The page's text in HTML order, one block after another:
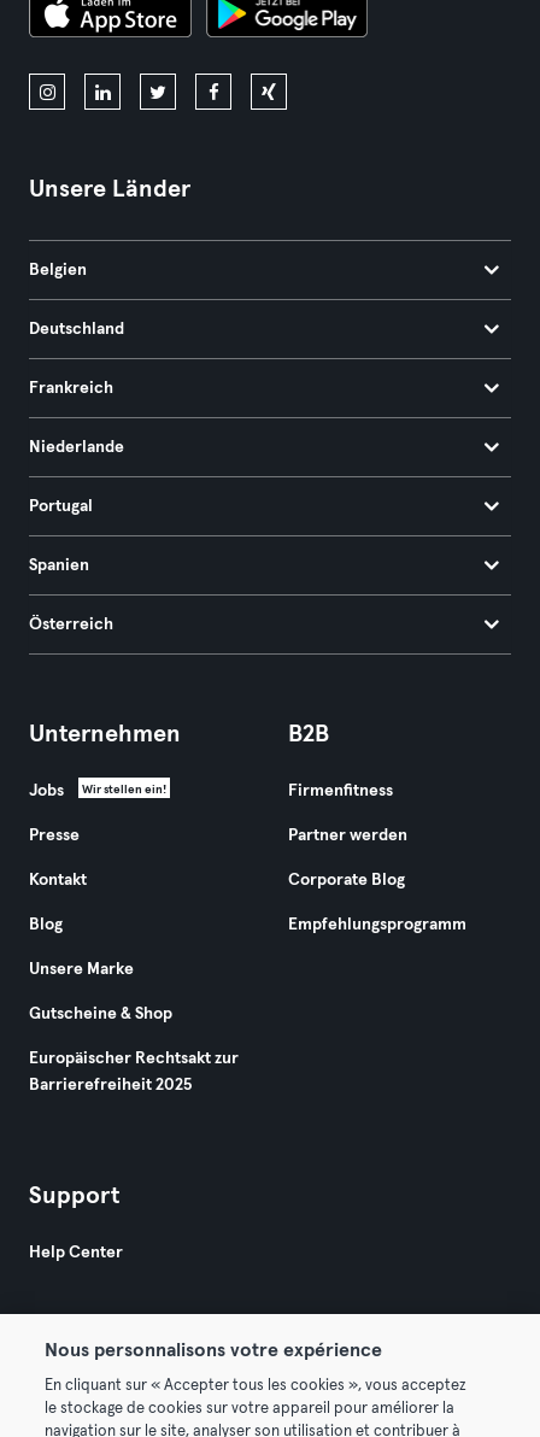
Unsere Länder
Belgien
Deutschland
Frankreich
Niederlande
Portugal
Spanien
Österreich
Unternehmen
Jobs Wir stellen ein!
Presse
Kontakt
Blog
Unsere Marke
Gutscheine & Shop
Europäischer Rechtsakt zur
Barrierefreiheit 2025
B2B
Firmenfitness
Partner werden
Corporate Blog
Empfehlungsprogramm
Support
Help Center
© 2026 Urban Sports Group GmbH. All rights reserved.
Nous personnalisons votre expérience
En cliquant sur « Accepter tous les cookies », vous acceptez
le stockage de cookies sur votre appareil pour améliorer la
navigation sur le site, analyser son utilisation et contribuer à